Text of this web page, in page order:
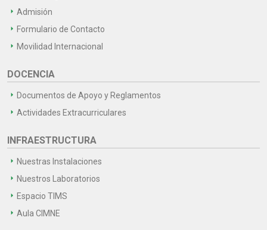
Admisión
Formulario de Contacto
Movilidad Internacional
DOCENCIA
Documentos de Apoyo y Reglamentos
Actividades Extracurriculares
INFRAESTRUCTURA
Nuestras Instalaciones
Nuestros Laboratorios
Espacio TIMS
Aula CIMNE